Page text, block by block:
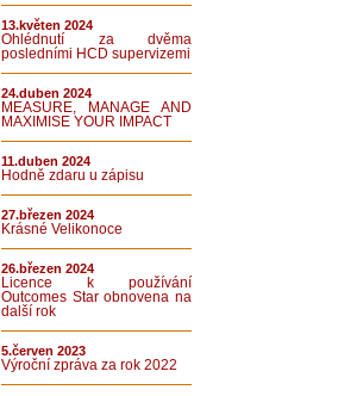
13.květen 2024
Ohlédnutí za dvěma
posledními HCD supervizemi
24.duben 2024
MEASURE, MANAGE AND
MAXIMISE YOUR IMPACT
11.duben 2024
Hodně zdaru u zápisu
27.březen 2024
Krásné Velikonoce
26.březen 2024
Licence k používání
Outcomes Star obnovena na
další rok
5.červen 2023
Výroční zpráva za rok 2022